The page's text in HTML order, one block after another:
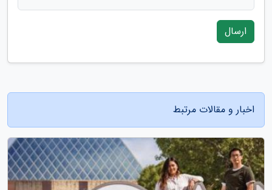
ارسال
اخبار و مقالات مرتبط